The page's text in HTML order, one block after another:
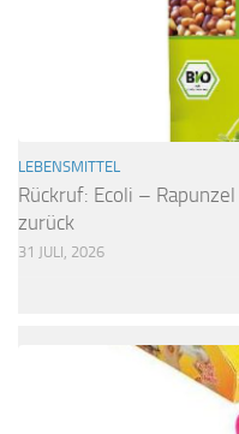
LEBENSMITTEL
Rückruf: Ecoli –
zurück
31 JULI, 2026